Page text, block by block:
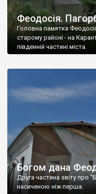
Феодосія.
Головна памятка
старому районі - на
південній частині міста.
Богом дана
Друга частина звіту про
насиченою ніж перша.